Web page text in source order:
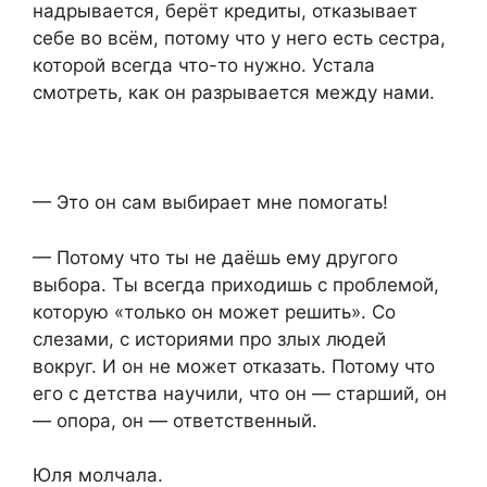
надрывается, берёт кредиты, отказывает
себе во всём, потому что у него есть сестра,
которой всегда что-то нужно. Устала
смотреть, как он разрывается между нами.
— Это он сам выбирает мне помогать!
— Потому что ты не даёшь ему другого
выбора. Ты всегда приходишь с проблемой,
которую «только он может решить». Со
слезами, с историями про злых людей
вокруг. И он не может отказать. Потому что
его с детства научили, что он — старший, он
— опора, он — ответственный.
Юля молчала.